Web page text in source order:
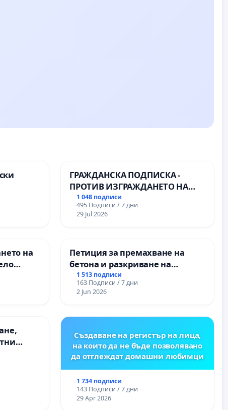
на
ГРАЖДАНСКА ПОДПИСКА -
ПРОТИВ ИЗГРАЖДАНЕТО НА
ВЪЖЕНА ЛИНИЯ (ЛИФТ) НА
ТЕРИТОРИЯТА НА ПРИРОДНА
ЗАБЕЛЕЖИТЕЛНОСТ „ХЪЛМ НА
1 048 подписи
495 Подписи / 7 дни
29 Jul 2026
на
Петиция за премахване на
бетона и разкриване на
античното сърце на
Могиланската могила във
Враца
1 513 подписи
163 Подписи / 7 дни
2 Jun 2026
на
Създаване на регистър на лица,
на които да не бъде позволявано
да отглеждат домашни любимци
1 734 подписи
143 Подписи / 7 дни
29 Apr 2026